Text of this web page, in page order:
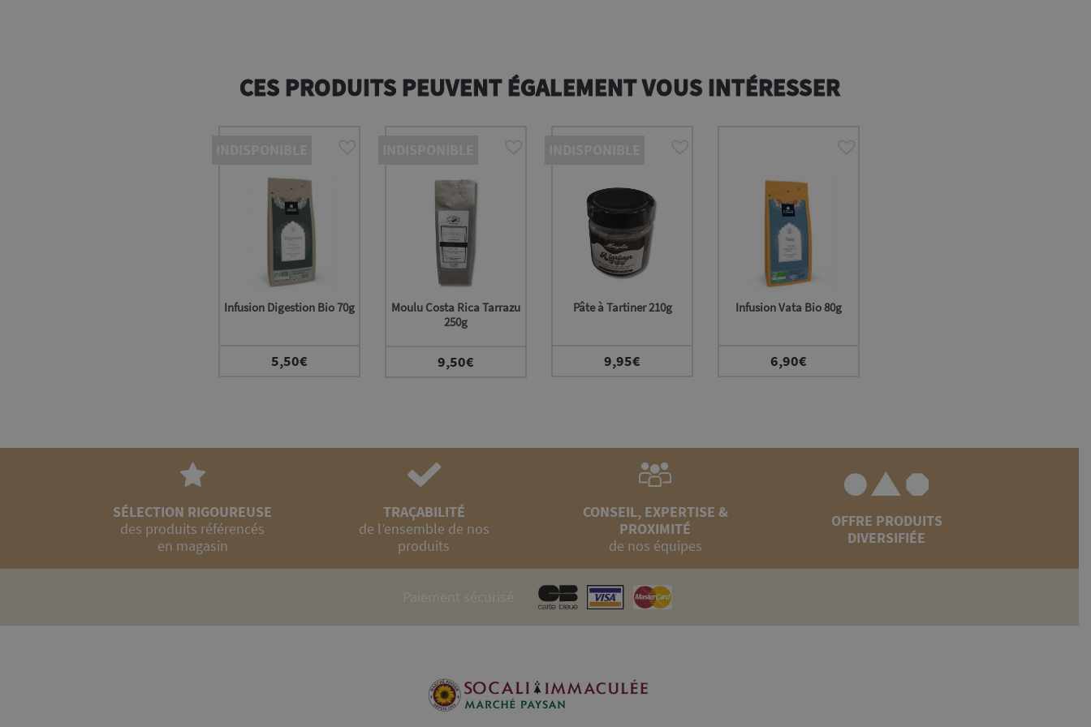
CES PRODUITS PEUVENT ÉGALEMENT VOUS INTÉRESSER
Infusion Digestion Bio 70g
5,50€
Moulu Costa Rica Tarrazu
250g
9,50€
Pâte à Tartiner 210g
9,95€
Infusion Vata Bio 80g
6,90€
SÉLECTION RIGOUREUSE
des produits référencés
en magasin
TRAÇABILITÉ
de l’ensemble de nos
produits
CONSEIL, EXPERTISE &
PROXIMITÉ
de nos équipes
OFFRE PRODUITS
DIVERSIFIÉE
Paiement sécurisé